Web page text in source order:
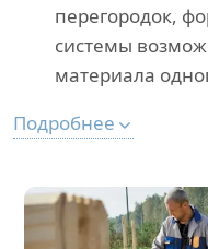
перегородок,
системы
материала
Подробнее